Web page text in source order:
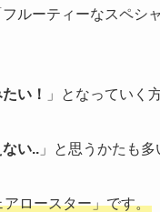
ルーティーなスペシ
い！ 」となっていく
い.. 」と思うかたも多
ロースター」です。